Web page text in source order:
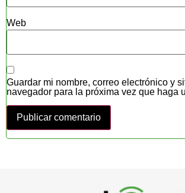
Web
Guardar mi nombre, correo electrónico y
navegador para la próxima vez que haga